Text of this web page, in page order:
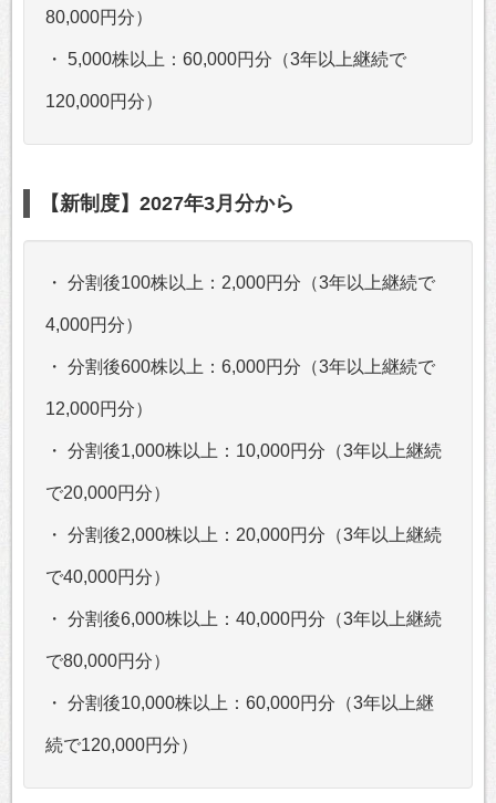
80,000円分）
・ 5,000株以上：60,000円分（3年以上継続で
120,000円分）
【新制度】2027年3月分から
・ 分割後100株以上：2,000円分（3年以上継続で
4,000円分）
・ 分割後600株以上：6,000円分（3年以上継続で
12,000円分）
・ 分割後1,000株以上：10,000円分（3年以上継続
で20,000円分）
・ 分割後2,000株以上：20,000円分（3年以上継続
で40,000円分）
・ 分割後6,000株以上：40,000円分（3年以上継続
で80,000円分）
・ 分割後10,000株以上：60,000円分（3年以上継
続で120,000円分）